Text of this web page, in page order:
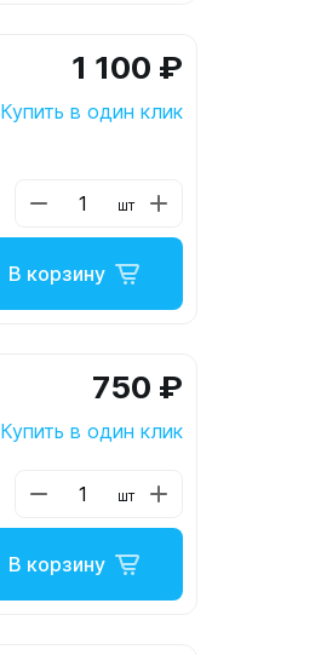
1 100 ₽
Купить в один клик
шт
В корзину
750 ₽
Купить в один клик
шт
В корзину